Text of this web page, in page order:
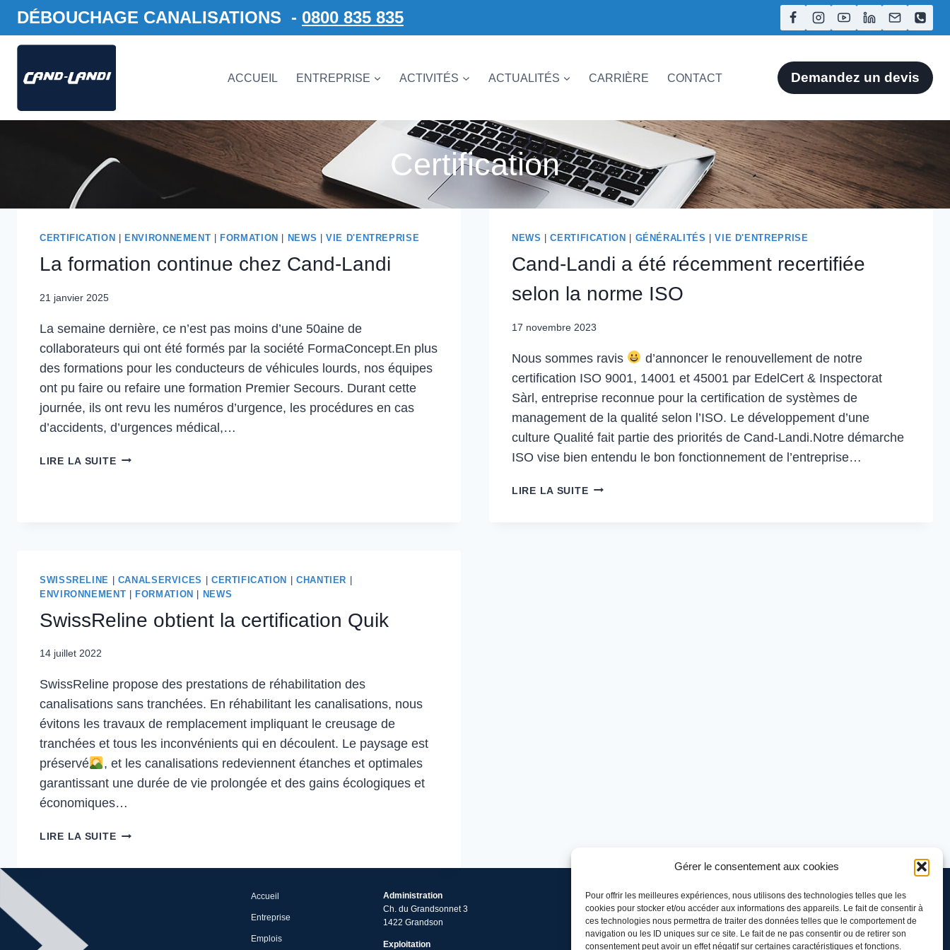
Gérer le consentement aux cookies
Pour offrir les meilleures expériences, nous utilisons des technologies telles que les
cookies pour stocker et/ou accéder aux informations des appareils. Le fait de consentir à
ces technologies nous permettra de traiter des données telles que le comportement de
navigation ou les ID uniques sur ce site. Le fait de ne pas consentir ou de retirer son
consentement peut avoir un effet négatif sur certaines caractéristiques et fonctions.
Aller
contenu
DÉBOUCHAGE CANALISATIONS - 0800 835 835
ACCUEIL ENTREPRISE ACTIVITÉS ACTUALITÉS CARRIÈRE CONTACT Demandez un devis
Certification
CERTIFICATION ENVIRONNEMENT FORMATION NEWS |VIE D'ENTREPRISE
La formation continue chez Cand-Landi
21 janvier 2025
La semaine dernière, ce n’est pas moins d’une 50aine de
collaborateurs qui ont été formés par la société FormaConcept.En plus
des formations pour les conducteurs de véhicules lourds, nos équipes
ont pu faire ou refaire une formation Premier Secours. Durant cette
journée, ils ont revu les numéros d’urgence, les procédures en cas
d’accidents, d’urgences médical,…
LIRE LA SUITELA
NEWS |CERTIFICATION GÉNÉRALITÉS |VIE D'ENTREPRISE
Cand-Landi a été récemment recertifiée
selon la norme ISO
17 novembre 2023
Nous sommes ravis
d’annoncer le renouvellement de notre
certification ISO 9001, 14001 et 45001 par EdelCert & Inspectorat
Sàrl, entreprise reconnue pour la certification de systèmes de
management de la qualité selon l’ISO. Le développement d’une
culture Qualité fait partie des priorités de Cand-Landi.Notre démarche
ISO vise bien entendu le bon fonctionnement de l’entreprise…
LIRE LA SUITECAND-
SWISSRELINE CANALSERVICES CERTIFICATION |CHANTIER
ENVIRONNEMENT
FORMATION NEWS
SwissReline obtient la certification Quik
14 juillet 2022
SwissReline propose des prestations de réhabilitation des
canalisations sans tranchées. En réhabilitant les canalisations, nous
évitons les travaux de remplacement impliquant le creusage de
tranchées et tous les inconvénients qui en découlent. Le paysage est
préservé
, et les canalisations redeviennent étanches et optimales
garantissant une durée de vie prolongée et des gains écologiques et
économiques…
LIRE LA SUITESWISSRELINE
LA
Accueil
Entreprise
Emplois
Administration
Ch. du Grandsonnet 3
1422 Grandson
Exploitation